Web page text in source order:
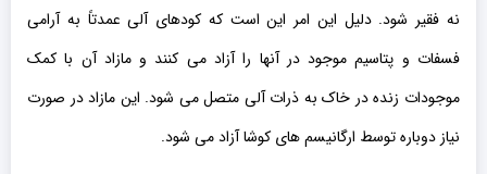
نه فقیر شود. دلیل این امر این است که کودهای آلی عمدتاً به آرامی
فسفات و پتاسیم موجود در آنها را آزاد می کنند و مازاد آن با کمک
موجودات زنده در خاک به ذرات آلی متصل می شود. این مازاد در صورت
نیاز دوباره توسط ارگانیسم های کوشا آزاد می شود.